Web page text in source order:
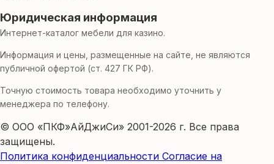
Юридическая информация
Интернет-каталог мебели для казино.
Информация и цены, размещенные на сайте, не являются
публичной офертой (ст. 427 ГК РФ).
Точную стоимость товара необходимо уточнить у
менеджера по телефону.
© ООО «ПКФ»АйДжиСи» 2001-2026 г. Все права
защищены.
Политика конфиденциальности Согласие на